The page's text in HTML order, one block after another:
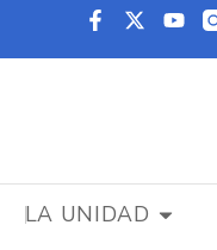
LA UNIDAD